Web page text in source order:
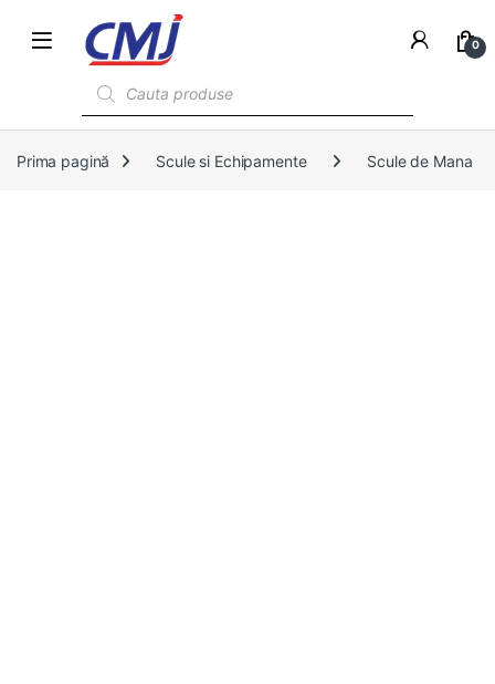
0
Prima pagină Scule si Echipamente Scule de Mana